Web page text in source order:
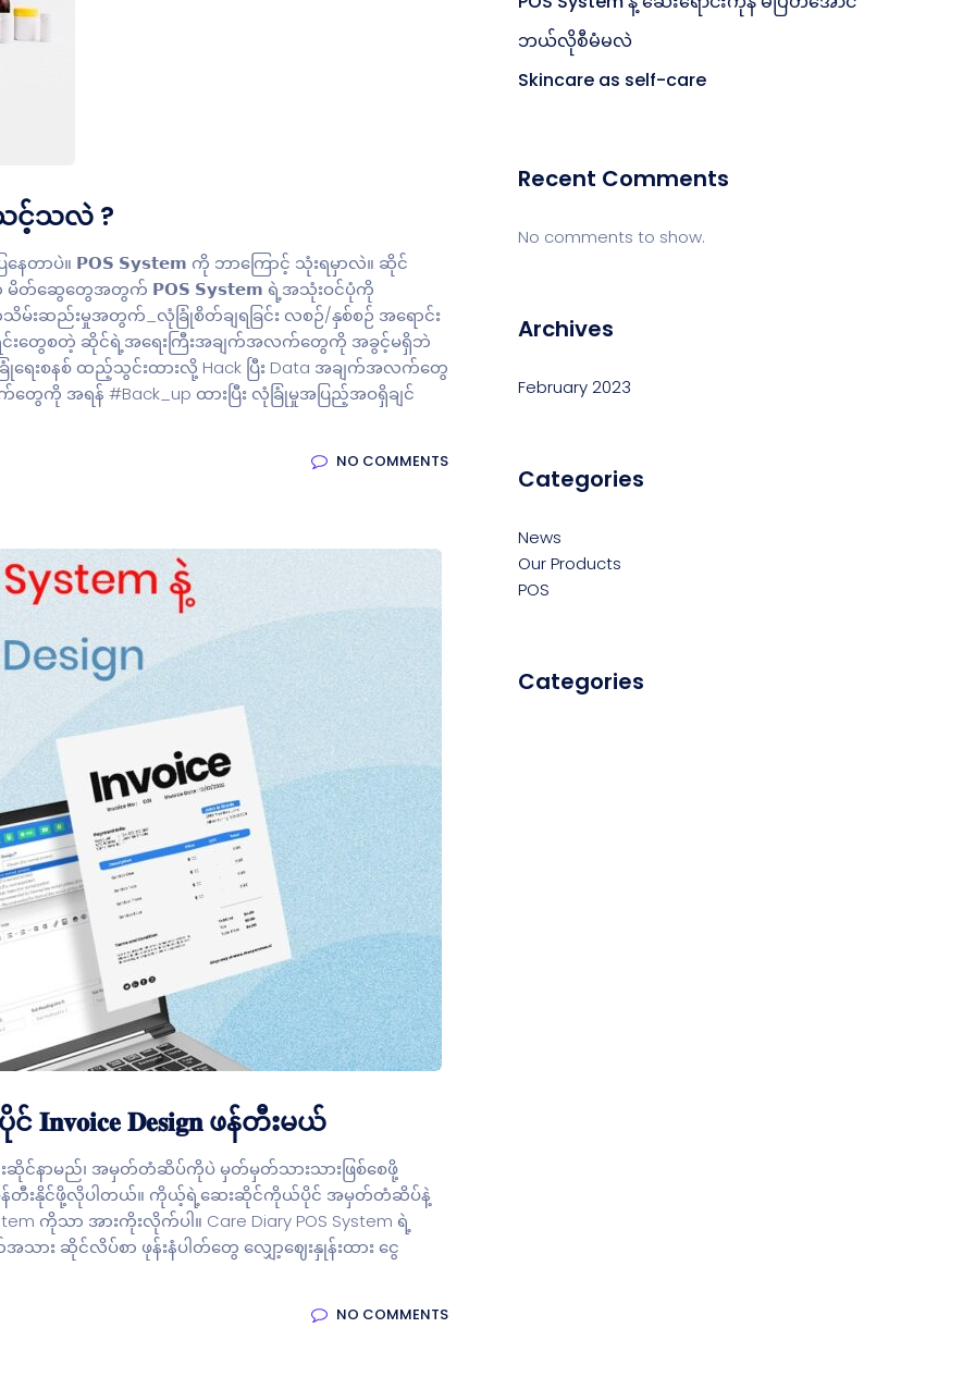
င့်သလဲ ?
တာပဲ။ 𝗣𝗢𝗦 𝗦𝘆𝘀𝘁𝗲𝗺 ကို ဘာကြောင့် သုံးရမှာလဲ။ ဆိုင်
တ်ဆွေတွေအတွက် 𝗣𝗢𝗦 𝗦𝘆𝘀𝘁𝗲𝗺 ရဲ့အသုံးဝင်ပုံကို
သိမ်းဆည်းမှုအတွက်_လုံခြုံစိတ်ချရခြင်း လစဉ်/နှစ်စဉ် အရောင်း
ာရင်းတွေစတဲ့ ဆိုင်ရဲ့အရေးကြီးအချက်အလက်တွေကို အခွင့်မရှိဘဲ
းစနစ် ထည့်သွင်းထားလို့ Hack ပြီး Data အချက်အလက်တွေ
အရန် #Back_up ထားပြီး လုံခြုံမှုအပြည့်အဝရှိချင်
NO COMMENTS
𝐃𝐞𝐬𝐢𝐠𝐧 ဖန်တီးမယ်
နာမည်၊ အမှတ်တံဆိပ်ကိုပဲ မှတ်မှတ်သားသားဖြစ်စေဖို့
တီးနိုင်ဖို့လိုပါတယ်။ ကိုယ့်ရဲ့ဆေးဆိုင်ကိုယ်ပိုင် အမှတ်တံဆိပ်နဲ့
ကိုသာ အားကိုးလိုက်ပါ။ Care Diary POS System ရဲ့
ား ဆိုင်လိပ်စာ ဖုန်းနံပါတ်တွေ လျှော့ဈေးနှုန်းထား ငွေ
NO COMMENTS
ဘယ်လိုစီမံမလဲ
Skincare as self-care
Recent Comments
No comments to show.
Archives
February 2023
Categories
News
Our Products
POS
Categories